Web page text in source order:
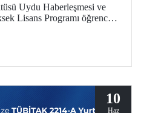
Uydu Haberleşmesi ve
Lisans Programı öğrencisi
Kongresi’nde (MÜBAK
10
Haz